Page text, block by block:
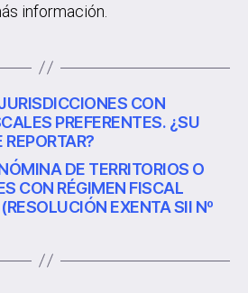
información.
CON
PREFERENTES. ¿SU
REPORTAR?
DE TERRITORIOS O
CON RÉGIMEN FISCAL
EXENTA SII Nº